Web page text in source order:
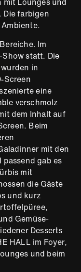
Die farbigen
Im
statt. Die
in
Screen
eine
verschmolz
dem Inhalt auf
Beim
mit den
gab es
mit
die Gäste
und kurz
Gemüse-
Desserts
HALL im Foyer,
und beim